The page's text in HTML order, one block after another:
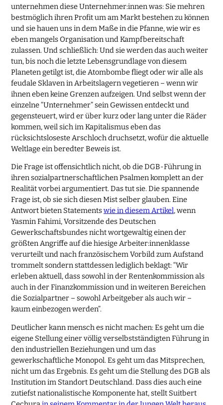
unternehmen diese Unternehmer:innen was: Sie mehren
bestmöglich ihren Profit um am Markt bestehen zu können
und sie hauen uns in dem Maße in die Pfanne, wie wir es
eben mangels Organisation und Kampfbereitschaft
zulassen. Und schließlich: Und sie werden das auch weiter
tun, bis noch die letzte Lebensgrundlage von diesem
Planeten getilgt ist, die Atombombe fliegt oder wir alle als
feudale Sklaven in Arbeitslagern vegetieren – wenn wir
ihnen eben keine Grenzen aufzeigen. Und selbst wenn der
einzelne “Unternehmer” sein Gewissen entdeckt und
gegensteuert, wird er über kurz oder lang unter die Räder
kommen, weil sich im Kapitalismus eben das
rücksichtsloseste Arschloch druchsetzt, wofür die aktuelle
Weltlage ein beredter Beweis ist.
Die Frage ist offensichtlich nicht, ob die DGB-Führung in
ihren sozialpartnerschaftlichen Psalmen komplett an der
Realität vorbei argumentiert. Das tut sie. Die spannende
Frage ist, ob sie sich diesen Mist selber glauben. Eine
Antwort bieten Statementswie in diesem Artikel, wenn
Yasmin Fahimi, Vorsitzende des Deutschen
Gewerkschaftsbundes nicht wortgewaltig einen der
größten Angriffe auf die hiesige Arbeiter:innenklasse
verurteilt und nach französischem Vorbild zum Aufstand
trommelt sondern stattdessen lediglich beklagt: “Wir
erleben aktuell, dass sowohl in der Rentenkommission als
auch in der Finanzkommission und in weiteren Bereichen
die Sozialpartner – sowohl Arbeitgeber als auch wir –
kaum einbezogen werden”.
Deutlicher kann mensch es nicht machen: Es geht um die
eigene Stellung einer völlig verselbstständigten Führung in
den industriellen Beziehungen und um das
gewerkschaftliche Monopol. Es geht um das Mitsprechen,
nicht um das Ergebnis. Es geht um die Stellung des DGB als
Institution im Standort Deutschland. Dass dies auch eine
zutiefst nationalistische Komponente hat, stellt Suitbert